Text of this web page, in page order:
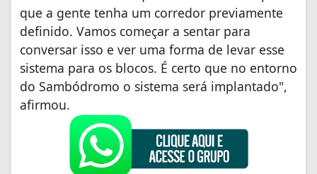
que a gente tenha um corredor previamente
definido. Vamos começar a sentar para
conversar isso e ver uma forma de levar esse
sistema para os blocos. É certo que no entorno
do Sambódromo o sistema será implantado",
afirmou.